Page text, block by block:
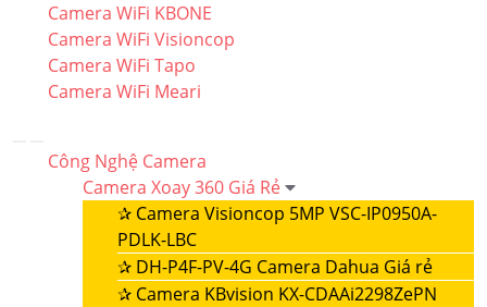
Camera WiFi KBONE
Camera WiFi Visioncop
Camera WiFi Tapo
Camera WiFi Meari
Công Nghệ Camera
Camera Xoay 360 Giá Rẻ
✰ Camera Visioncop 5MP VSC-IP0950A-
PDLK-LBC
✰ DH-P4F-PV-4G Camera Dahua Giá rẻ
✰ Camera KBvision KX-CDAAi2298ZePN